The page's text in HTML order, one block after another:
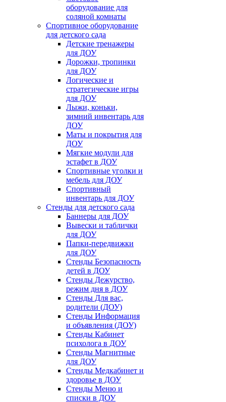
оборудование для
соляной комнаты
Спортивное оборудование
для детского сада
Детские тренажеры
для ДОУ
Дорожки, тропинки
для ДОУ
Логические и
стратегические игры
для ДОУ
Лыжи, коньки,
зимний инвентарь для
ДОУ
Маты и покрытия для
ДОУ
Мягкие модули для
эстафет в ДОУ
Спортивные уголки и
мебель для ДОУ
Спортивный
инвентарь для ДОУ
Стенды для детского сада
Баннеры для ДОУ
Вывески и таблички
для ДОУ
Папки-передвижки
для ДОУ
Стенды Безопасность
детей в ДОУ
Стенды Дежурство,
режим дня в ДОУ
Стенды Для вас,
родители (ДОУ)
Стенды Информация
и объявления (ДОУ)
Стенды Кабинет
психолога в ДОУ
Стенды Магнитные
для ДОУ
Стенды Медкабинет и
здоровье в ДОУ
Стенды Меню и
списки в ДОУ